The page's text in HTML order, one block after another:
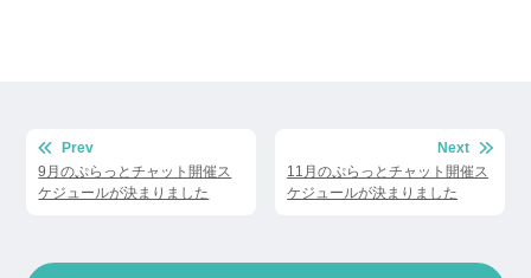
Prev
9月のぷらっとチャット開催ス
ケジュールが決まりました
Next
11月のぷらっとチャット開催ス
ケジュールが決まりました